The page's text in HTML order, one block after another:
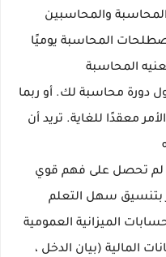
والمحاسبين
المحاسبة يوميًا
المحاسبة
دورة محاسبة لك. أو ربما
معقدًا للغاية. تريد أن
لم تحصل على فهم قوي
بتنسيق سهل التعلم
الميزانية العمومية
المالية (بيان الدخل ،